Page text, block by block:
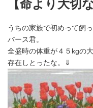
【命より大切
うちの家族で初めって飼
バース君。
全盛時の体重が４５kgの
存在しとったな。⇓